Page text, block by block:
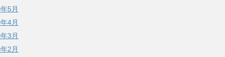
5月
4月
3月
2月